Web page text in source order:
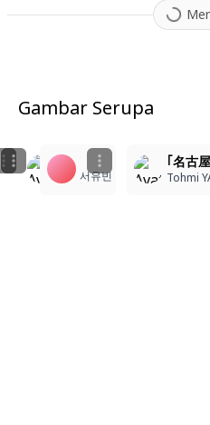
Gambar Serupa
🖤
はな
｢名古屋襟"風"セーラー
Tohmi YA
서유빈
｢名古
Tohmi